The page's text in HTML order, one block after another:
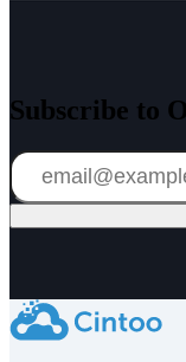
Subscribe to